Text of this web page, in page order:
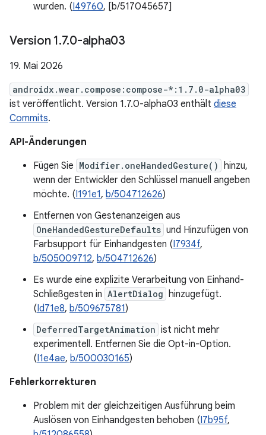
wurden. (I49760, [b/517045657]
Version 1.7.0-alpha03
19. Mai 2026
androidx.wear.compose:compose-*:1.7.0-alpha03
ist veröffentlicht. Version 1.7.0-alpha03 enthält diese
Commits.
API-Änderungen
Fügen Sie Modifier.oneHandedGesture() hinzu,
wenn der Entwickler den Schlüssel manuell angeben
möchte. (I191e1, b/504712626)
Entfernen von Gestenanzeigen aus
OneHandedGestureDefaults und Hinzufügen von
Farbsupport für Einhandgesten (I7934f,
b/505009712, b/504712626)
Es wurde eine explizite Verarbeitung von Einhand-
Schließgesten in AlertDialog hinzugefügt.
(Id71e8, b/509675781)
DeferredTargetAnimation ist nicht mehr
experimentell. Entfernen Sie die Opt-in-Option.
(I1e4ae, b/500030165)
Fehlerkorrekturen
Problem mit der gleichzeitigen Ausführung beim
Auslösen von Einhandgesten behoben (I7b95f,